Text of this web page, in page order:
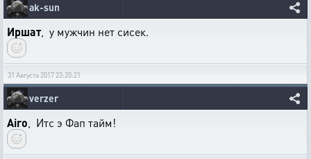
ak-sun
Иршат, у мужчин нет сисек.
31 Августа 2017 23:20:21
verzer
Airo , Итс э Фап тайм!